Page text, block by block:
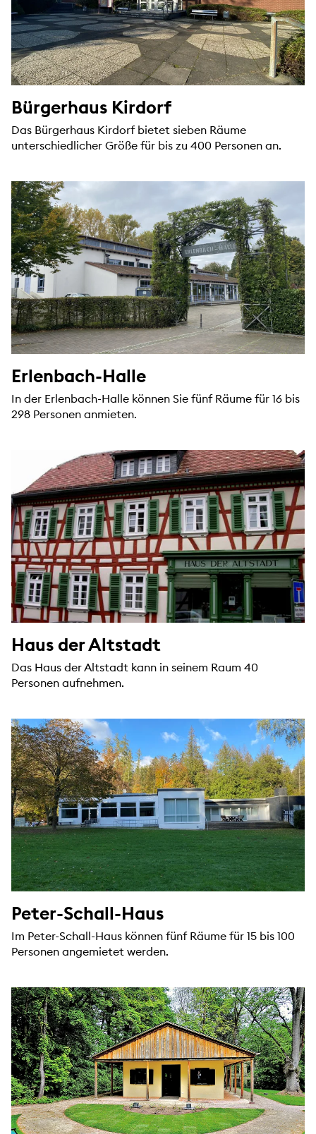
Bürgerhaus Kirdorf
Das Bürgerhaus Kirdorf bietet sieben Räume
unterschiedlicher Größe für bis zu 400 Personen an.
Erlenbach-Halle
In der Erlenbach-Halle können Sie fünf Räume für 16 bis
298 Personen anmieten.
Haus der Altstadt
Das Haus der Altstadt kann in seinem Raum 40
Personen aufnehmen.
Peter-Schall-Haus
Im Peter-Schall-Haus können fünf Räume für 15 bis 100
Personen angemietet werden.